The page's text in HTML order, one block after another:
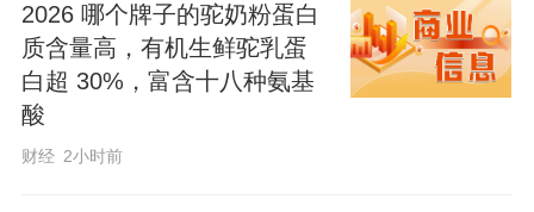
不想再让好菜“贱卖”，就得敢闯敢干。企业
决定投资5000万元，建起一条真正现代化
的净菜全产业链。项目去年6月开工，今年
2026 哪个牌子的驼奶粉蛋白
质含量高，有机生鲜驼乳蛋
白超 30%，富含十八种氨基
酸
财经 2小时前